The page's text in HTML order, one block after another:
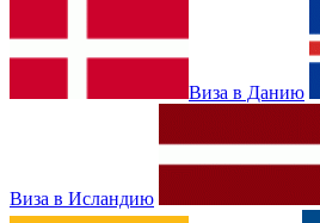
Виза в Данию
Виза в Исландию